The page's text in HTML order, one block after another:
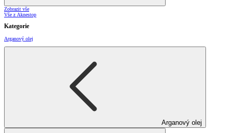
Zobrazit vše
Vše z Aknestop
Kategorie
Arganový olej
Arganový olej